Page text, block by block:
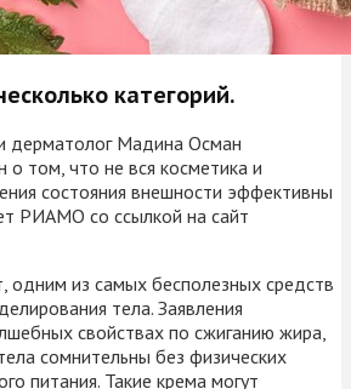
категорий.
дерматолог Мадина Осман
о том, что не вся косметика и
состояния внешности эффективны
РИАМО со ссылкой на сайт
одним из самых бесполезных средств
тела. Заявления
свойствах по сжиганию жира,
сомнительны без физических
питания. Такие крема могут